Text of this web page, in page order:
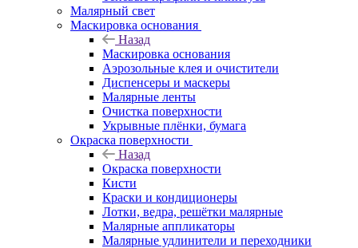
Малярный свет
Маскировка основания
Назад
Маскировка основания
Аэрозольные клея и очистители
Диспенсеры и маскеры
Малярные ленты
Очистка поверхности
Укрывные плёнки, бумага
Окраска поверхности
Назад
Окраска поверхности
Кисти
Краски и кондиционеры
Лотки, ведра, решётки малярные
Малярные аппликаторы
Малярные удлинители и переходники